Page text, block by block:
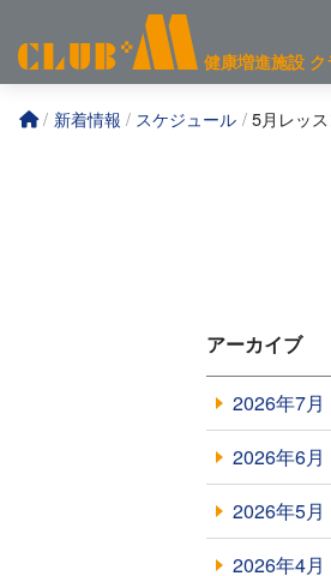
テ
健康増進施設ク
新着情報 スケジュール 5月レッ
アーカイブ
2026年7月
2026年6月
2026年5月
2026年4月